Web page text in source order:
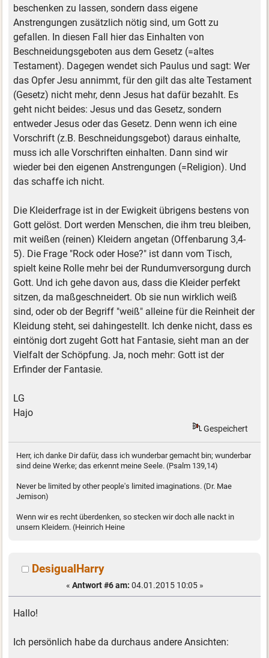
beschenken zu lassen, sondern dass eigene
Anstrengungen zusätzlich nötig sind, um Gott zu
gefallen. In diesen Fall hier das Einhalten von
Beschneidungsgeboten aus dem Gesetz (=altes
Testament). Dagegen wendet sich Paulus und sagt: Wer
das Opfer Jesu annimmt, für den gilt das alte Testament
(Gesetz) nicht mehr, denn Jesus hat dafür bezahlt. Es
geht nicht beides: Jesus und das Gesetz, sondern
entweder Jesus oder das Gesetz. Denn wenn ich eine
Vorschrift (z.B. Beschneidungsgebot) daraus einhalte,
muss ich alle Vorschriften einhalten. Dann sind wir
wieder bei den eigenen Anstrengungen (=Religion). Und
das schaffe ich nicht.
Die Kleiderfrage ist in der Ewigkeit übrigens bestens von
Gott gelöst. Dort werden Menschen, die ihm treu bleiben,
mit weißen (reinen) Kleidern angetan (Offenbarung 3,4-
5). Die Frage "Rock oder Hose?" ist dann vom Tisch,
spielt keine Rolle mehr bei der Rundumversorgung durch
Gott. Und ich gehe davon aus, dass die Kleider perfekt
sitzen, da maßgeschneidert. Ob sie nun wirklich weiß
sind, oder ob der Begriff "weiß" alleine für die Reinheit der
Kleidung steht, sei dahingestellt. Ich denke nicht, dass es
eintönig dort zugeht Gott hat Fantasie, sieht man an der
Vielfalt der Schöpfung. Ja, noch mehr: Gott ist der
Erfinder der Fantasie.
LG
Hajo
Gespeichert
Herr, ich danke Dir dafür, dass ich wunderbar gemacht bin; wunderbar
sind deine Werke; das erkennt meine Seele. (Psalm 139,14)
Never be limited by other people's limited imaginations. (Dr. Mae
Jemison)
Wenn wir es recht überdenken, so stecken wir doch alle nackt in
unsern Kleidern. (Heinrich Heine
DesigualHarry
« Antwort #6 am: 04.01.2015 10:05 »
Hallo!
Ich persönlich habe da durchaus andere Ansichten: